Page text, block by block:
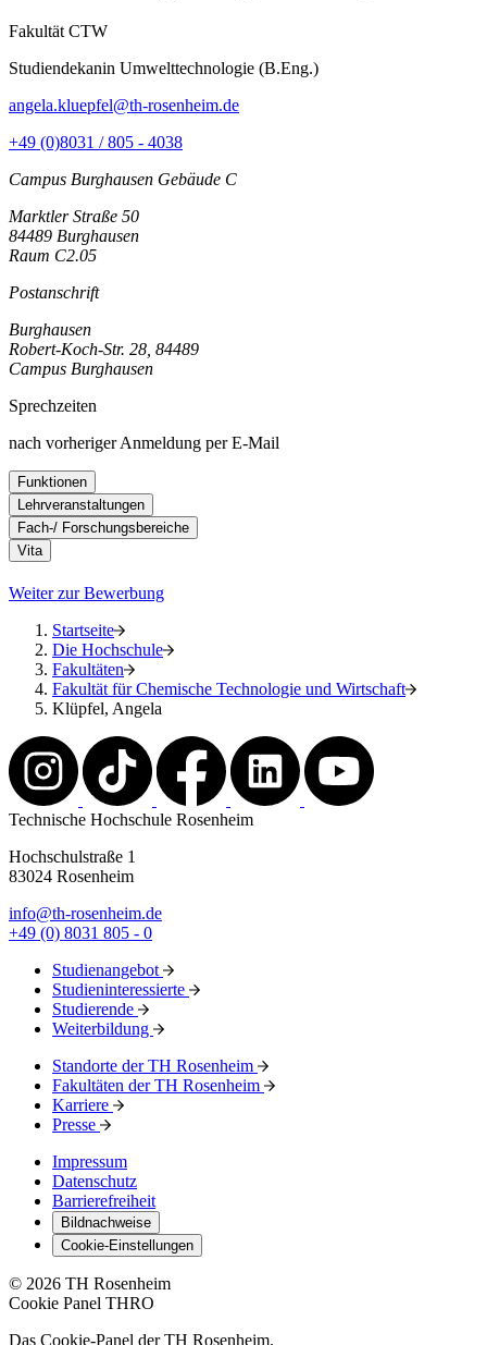
Fakultät CTW
Studiendekanin Umwelttechnologie (B.Eng.)
angela.kluepfel@th-rosenheim.de
+49 (0)8031 / 805 - 4038
Campus Burghausen Gebäude C
Marktler Straße 50
84489 Burghausen
Raum C2.05
Postanschrift
Burghausen
Robert-Koch-Str. 28, 84489
Campus Burghausen
Sprechzeiten
nach vorheriger Anmeldung per E-Mail
Funktionen
Lehrveranstaltungen
Fach-/ Forschungsbereiche
Vita
Weiter zur Bewerbung
Startseite
Die Hochschule
Fakultäten
Fakultät für Chemische Technologie und Wirtschaft
Klüpfel, Angela
Technische Hochschule Rosenheim
Hochschulstraße 1
83024 Rosenheim
info@th-rosenheim.de
+49 (0) 8031 805 - 0
Studienangebot
Studieninteressierte
Studierende
Weiterbildung
Standorte der TH Rosenheim
Fakultäten der TH Rosenheim
Karriere
Presse
Impressum
Datenschutz
Barrierefreiheit
Bildnachweise
Cookie-Einstellungen
© 2026 TH Rosenheim
Cookie Panel THRO
Das Cookie-Panel der TH Rosenheim.